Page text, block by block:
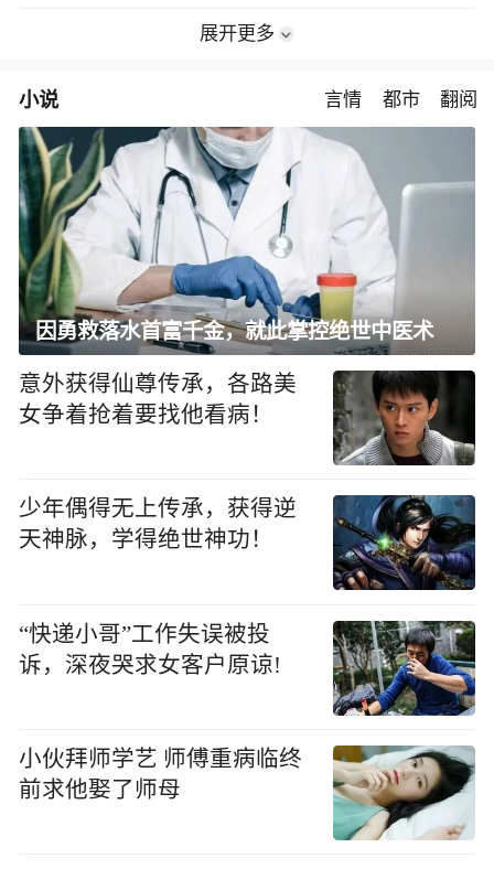
展开更多
小说 言情 都市 翻阅
因勇救落水首富千金，就此掌控绝世中医术
意外获得仙尊传承，各路美
女争着抢着要找他看病！
少年偶得无上传承，获得逆
天神脉，学得绝世神功！
“快递小哥”工作失误被投
诉，深夜哭求女客户原谅!
小伙拜师学艺 师傅重病临终
前求他娶了师母